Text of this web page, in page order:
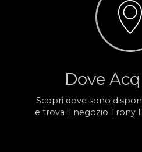
Dove
Scopri dove sono
e trova il negozio Trony